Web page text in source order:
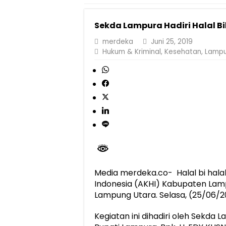
Jasa Raharja Jamin Seluruh Korban
Gelar Audiensi, Jasa Raharja dan
Jasa Raharja dan Korlantas Polri Ajak
FLLAJ Kabupaten Tanggamus Perkuat
Festival Literasi Lampung 2026 Dorong
Sekda Lampura Hadiri Halal
merdeka
Juni 25, 2019
Hukum & Kriminal, Kesehatan,
Media merdeka.co- Halal bi halal
Indonesia (AKHI) Kabupaten
Lampung Utara. Selasa, (25/06/
Kegiatan ini dihadiri oleh Sekda